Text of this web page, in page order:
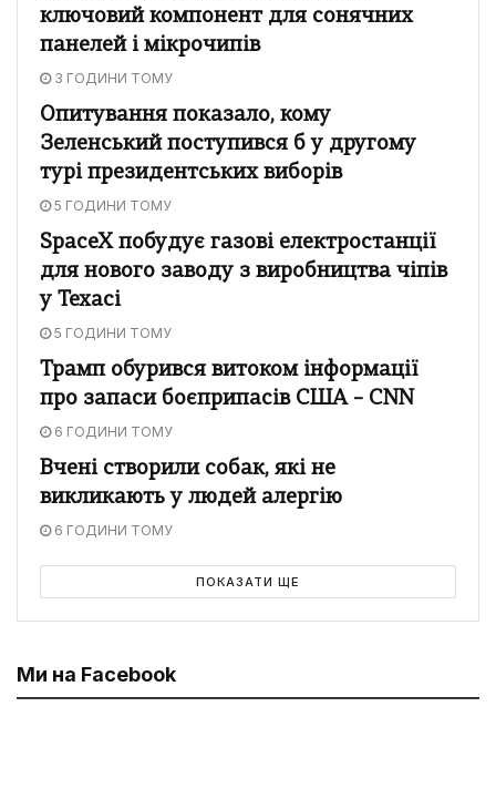
ключовий компонент для сонячних
панелей і мікрочипів
3 ГОДИНИ ТОМУ
Опитування показало, кому
Зеленський поступився б у другому
турі президентських виборів
5 ГОДИНИ ТОМУ
SpaceX побудує газові електростанції
для нового заводу з виробництва чіпів
у Техасі
5 ГОДИНИ ТОМУ
Трамп обурився витоком інформації
про запаси боєприпасів США – CNN
6 ГОДИНИ ТОМУ
Вчені створили собак, які не
викликають у людей алергію
6 ГОДИНИ ТОМУ
ПОКАЗАТИ ЩЕ
Ми на Facebook